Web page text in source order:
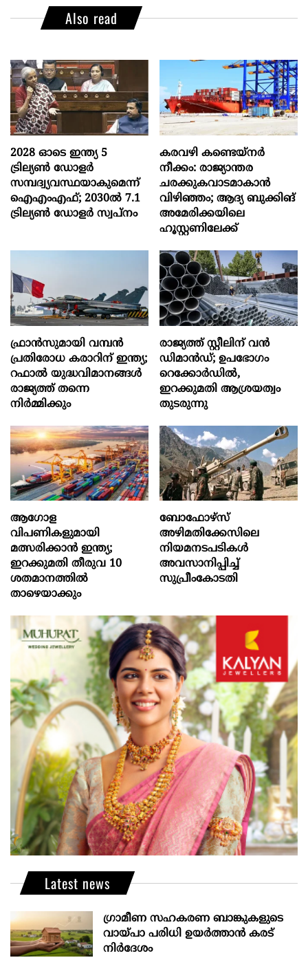
Also read
2028 ഓടെ ഇന്ത്യ 5
ട്രില്യണ്‍ ഡോളര്‍
സമ്പദ്വ്യവസ്ഥയാകുമെന്ന്
ഐഎംഎഫ്; 2030ല്‍ 7.1
ട്രില്യണ്‍ ഡോളര്‍ സ്വപ്നം
കരവഴി കണ്ടെയ്നർ
നീക്കം: രാജ്യാന്തര
ചരക്കുകവാടമാകാൻ
വിഴിഞ്ഞം; ആദ്യ ബുക്കിങ്
അമേരിക്കയിലെ
ഹൂസ്റ്റണിലേക്ക്
ഫ്രാൻസുമായി വമ്പന്‍
പ്രതിരോധ കരാറിന് ഇന്ത്യ;
റഫാല്‍ യുദ്ധവിമാനങ്ങള്‍
രാജ്യത്ത് തന്നെ
നിര്‍മ്മിക്കും
രാജ്യത്ത് സ്റ്റീലിന് വൻ
ഡിമാൻഡ്; ഉപഭോഗം
റെക്കോർഡിൽ,
ഇറക്കുമതി ആശ്രയത്വം
തുടരുന്നു
ആഗോള
വിപണികളുമായി
മത്സരിക്കാൻ ഇന്ത്യ;
ഇറക്കുമതി തീരുവ 10
ശതമാനത്തിൽ
താഴെയാക്കും
ബോഫോഴ്‌സ്
അഴിമതിക്കേസിലെ
നിയമനടപടികൾ
അവസാനിപ്പിച്ച്
സുപ്രീംകോടതി
Latest news
ഗ്രാമീണ സഹകരണ ബാങ്കുകളുടെ
വായ്പാ പരിധി ഉയർത്താൻ കരട്
നിർദേശം